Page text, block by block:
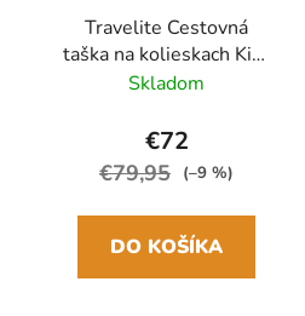
Travelite Cestovná
taška na kolieskach Kick
Off M Sivá Antracit
Skladom
€72
€79,95 (–9 %)
DO KOŠÍKA